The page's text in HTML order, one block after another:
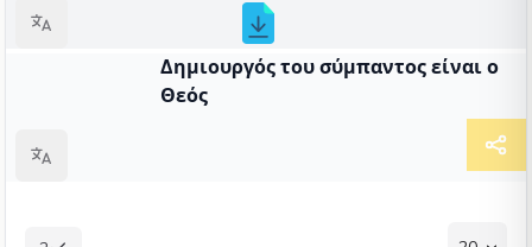
Δημιουργός του σύμπαντος είναι ο
Θεός